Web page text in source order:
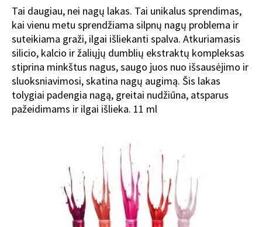
Tai daugiau, nei nagų lakas. Tai unikalus sprendimas,
kai vienu metu sprendžiama silpnų nagų problema ir
suteikiama graži, ilgai išliekanti spalva. Atkuriamasis
silicio, kalcio ir žaliųjų dumblių ekstraktų kompleksas
stiprina minkštus nagus, saugo juos nuo išsausėjimo ir
sluoksniavimosi, skatina nagų augimą. Šis lakas
tolygiai padengia nagą, greitai nudžiūna, atsparus
pažeidimams ir ilgai išlieka. 11 ml